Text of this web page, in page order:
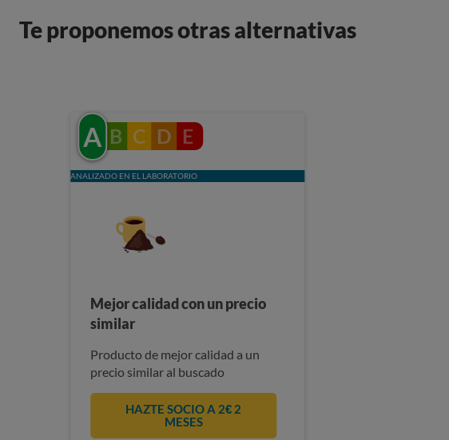
Te proponemos otras alternativas
A B C D E
ANALIZADO EN EL LABORATORIO
Mejor calidad con un precio
similar
Producto de mejor calidad a un
precio similar al buscado
HAZTE SOCIO A 2€ 2
MESES